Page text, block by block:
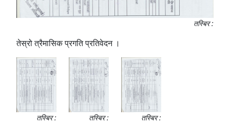
तस्बिर :
तेस्रो त्रैमासिक प्रगति प्रतिवेदन ।
तस्बिर : तस्बिर : तस्बिर :